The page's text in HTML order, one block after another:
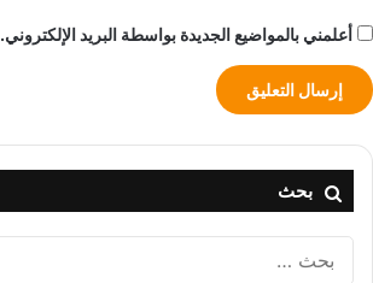
أعلمني بالمواضيع الجديدة بواسطة البريد الإلكتروني.
بحث